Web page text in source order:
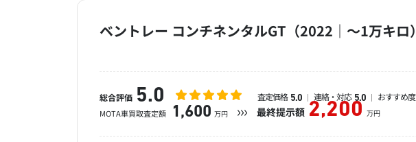
ベントレー コンチネンタルGT（2022｜～1万キロ）
総合評価 5.0 査定価格 5.0 連絡・対応 5.0 おすすめ度
MOTA車買取査定額 1,600 万円 最終提示額 2,200 万円